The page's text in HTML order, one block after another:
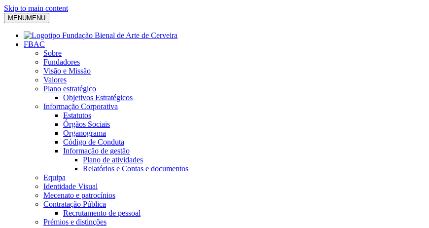
Skip to main content
MENUMENU
FBAC
Sobre
Fundadores
Visão e Missão
Valores
Plano estratégico
Objetivos Estratégicos
Informação Corporativa
Estatutos
Órgãos Sociais
Organograma
Código de Conduta
Informação de gestão
Plano de atividades
Relatórios e Contas e documentos
Equipa
Identidade Visual
Mecenato e patrocínios
Contratação Pública
Recrutamento de pessoal
Prémios e distinções